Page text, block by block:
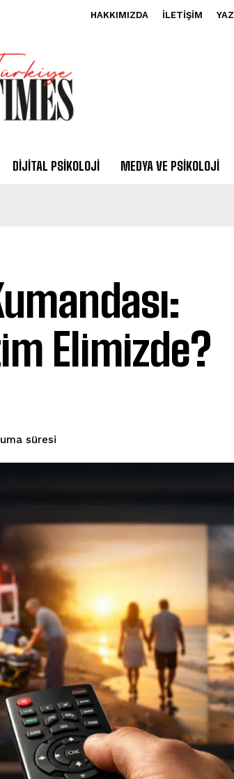
HAKKIMIZDA İLETIŞIM
DIJITAL PSIKOLOJI MEDYA VE PSIKOLOJI
Elimizde?
süresi